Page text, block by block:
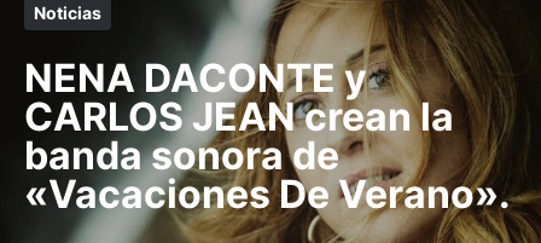
Noticias
NENA DACONTE y
CARLOS JEAN crean la
banda sonora de
«Vacaciones De Verano».